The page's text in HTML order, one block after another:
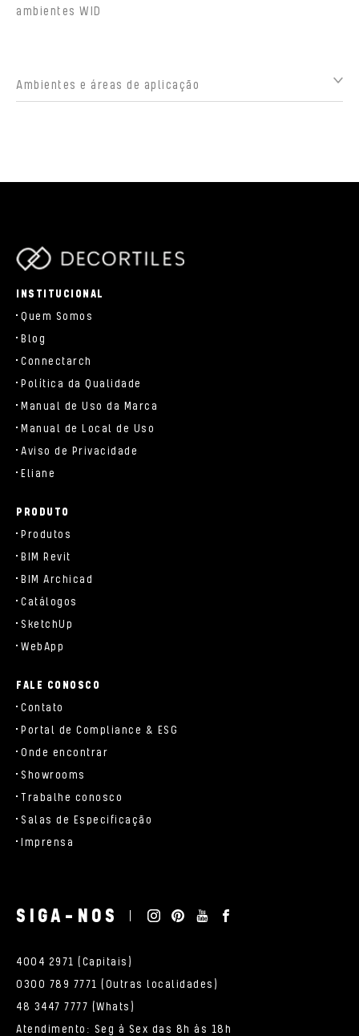
ambientes WID
Ambientes e áreas de aplicação
INSTITUCIONAL
Quem Somos
Blog
Connectarch
Política da Qualidade
Manual de Uso da Marca
Manual de Local de Uso
Aviso de Privacidade
Eliane
PRODUTO
Produtos
BIM Revit
BIM Archicad
Catálogos
SketchUp
WebApp
FALE CONOSCO
Contato
Portal de Compliance & ESG
Onde encontrar
Showrooms
Trabalhe conosco
Salas de Especificação
Imprensa
SIGA-NOS
4004 2971 (Capitais)
0300 789 7771 (Outras localidades)
48 3447 7777 (Whats)
Atendimento: Seg à Sex das 8h às 18h